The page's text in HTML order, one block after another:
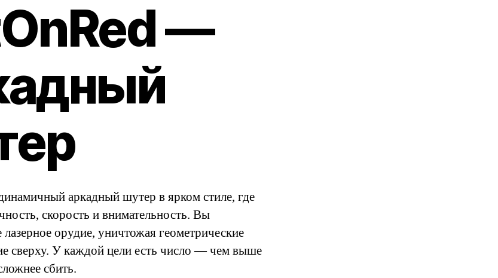
—
аркадный шутер в ярком стиле, где
скорость и внимательность. Вы
лазерное орудие, уничтожая геометрические
сверху. У каждой цели есть число — чем выше
сбить.